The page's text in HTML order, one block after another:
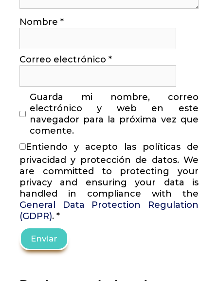
Nombre *
Correo electrónico *
Guarda mi nombre, correo
electrónico y web en este
navegador para la próxima vez que
comente.
Entiendo y acepto las políticas de
privacidad y protección de datos. We
are committed to protecting your
privacy and ensuring your data is
handled in compliance with the
General Data Protection Regulation
(GDPR). *